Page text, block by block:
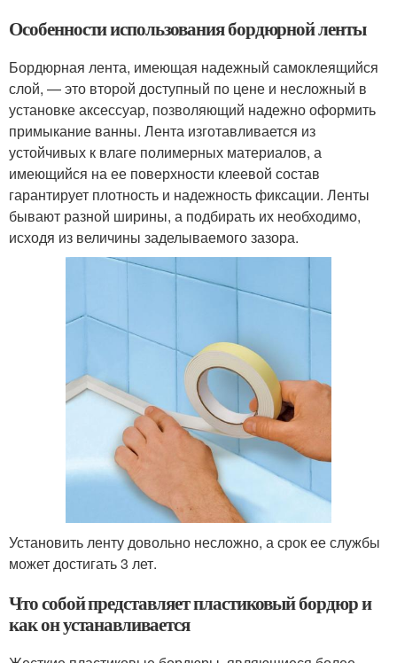
Особенности использования бордюрной ленты
Бордюрная лента, имеющая надежный самоклеящийся
слой, — это второй доступный по цене и несложный в
установке аксессуар, позволяющий надежно оформить
примыкание ванны. Лента изготавливается из
устойчивых к влаге полимерных материалов, а
имеющийся на ее поверхности клеевой состав
гарантирует плотность и надежность фиксации. Ленты
бывают разной ширины, а подбирать их необходимо,
исходя из величины заделываемого зазора.
Установить ленту довольно несложно, а срок ее службы
может достигать 3 лет.
Что собой представляет пластиковый бордюр и
как он устанавливается